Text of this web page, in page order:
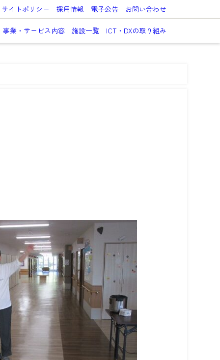
サイトポリシー 採用情報 電子公告 お問い合わせ
事業・サービス内容 施設一覧 ICT・DXの取り組み